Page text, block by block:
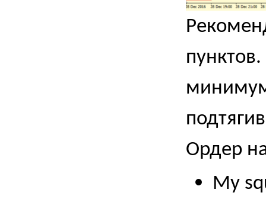
Ордер
My